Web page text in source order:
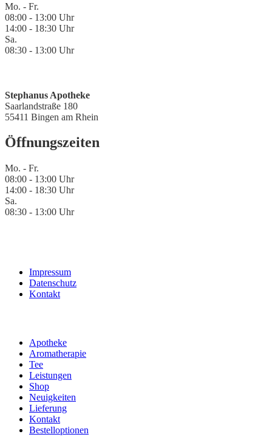
Mo. - Fr.
08:00 - 13:00 Uhr
14:00 - 18:30 Uhr
Sa.
08:30 - 13:00 Uhr
Stephanus Apotheke
Saarlandstraße 180
55411 Bingen am Rhein
Öffnungszeiten
Mo. - Fr.
08:00 - 13:00 Uhr
14:00 - 18:30 Uhr
Sa.
08:30 - 13:00 Uhr
Impressum
Datenschutz
Kontakt
Apotheke
Aromatherapie
Tee
Leistungen
Shop
Neuigkeiten
Lieferung
Kontakt
Bestelloptionen